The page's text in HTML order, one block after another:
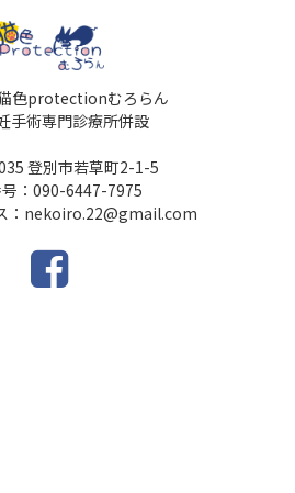
色protectionむろらん
手術専門診療所併設
登別市若草町2-1-5
：090-6447-7975
：nekoiro.22@gmail.com